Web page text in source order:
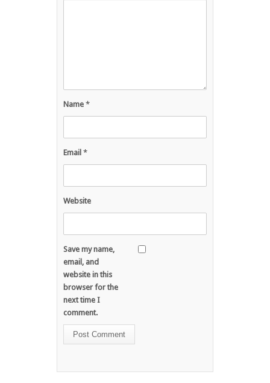
Name *
Email *
Website
Save my name,
email, and
website in this
browser for the
next time I
comment.